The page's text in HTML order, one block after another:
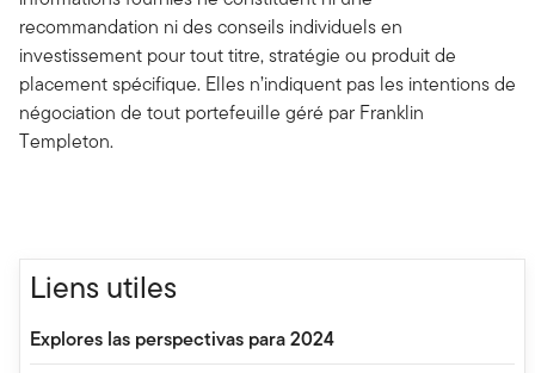
recommandation ni des conseils individuels en
investissement pour tout titre, stratégie ou produit de
placement spécifique. Elles n’indiquent pas les intentions de
négociation de tout portefeuille géré par Franklin
Templeton.
Liens utiles
Explores las perspectivas para 2024